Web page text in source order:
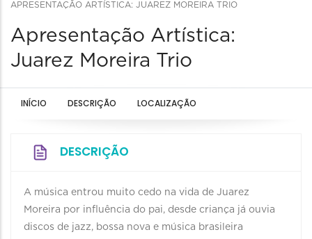
APRESENTAÇÃO ARTÍSTICA: JUAREZ MOREIRA TRIO
Apresentação Artística:
Juarez Moreira Trio
INÍCIO DESCRIÇÃO LOCALIZAÇÃO
DESCRIÇÃO
A música entrou muito cedo na vida de Juarez
Moreira por influência do pai, desde criança já ouvia
discos de jazz, bossa nova e música brasileira